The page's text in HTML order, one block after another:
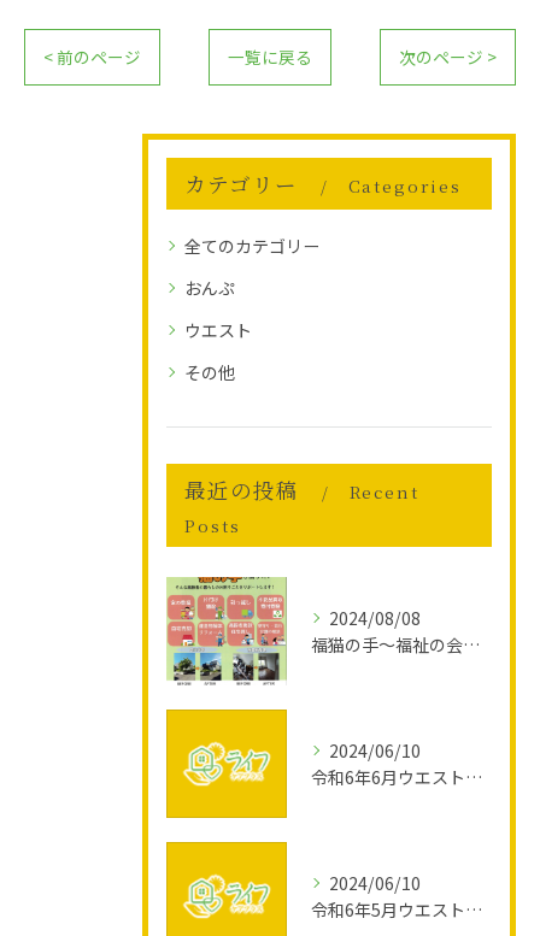
< 前のページ 一覧に戻る 次のページ >
カテゴリー Categories
全てのカテゴリー
おんぷ
ウエスト
その他
最近の投稿
Recent
Posts
2024/08/08
福猫の手～福祉の会社が、猫の手も借りたい高齢者のお困りごとをサポートします～
2024/06/10
令和6年6月ウエスト活動報告
2024/06/10
令和6年5月ウエスト活動報告